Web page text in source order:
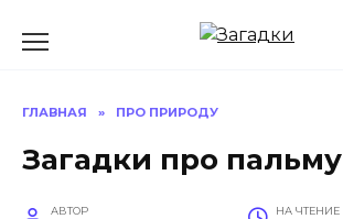
ГЛАВНАЯ » ПРО ПРИРОДУ
Загадки про пальму
АВТОР НА ЧТЕНИЕ